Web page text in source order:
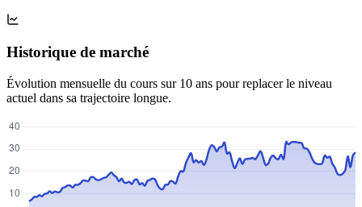
Historique de marché
Évolution mensuelle du cours sur 10 ans pour replacer le niveau
actuel dans sa trajectoire longue.